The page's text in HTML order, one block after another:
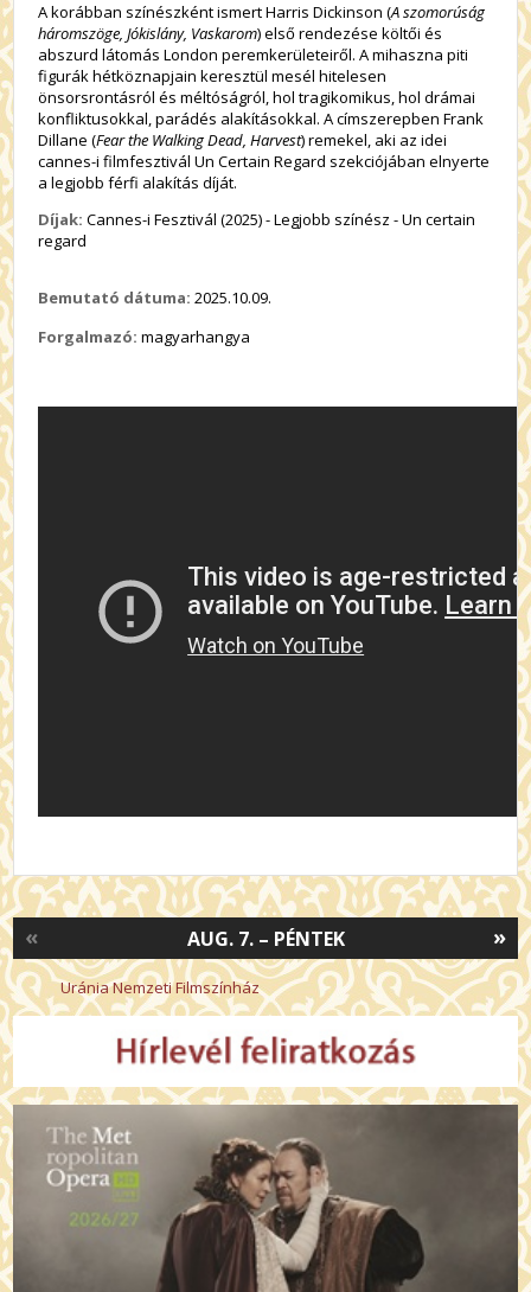
A korábban színészként ismert Harris Dickinson (A szomorúság
háromszöge, Jókislány, Vaskarom) első rendezése költői és
abszurd látomás London peremkerületeiről. A mihaszna piti
figurák hétköznapjain keresztül mesél hitelesen
önsorsrontásról és méltóságról, hol tragikomikus, hol drámai
konfliktusokkal, parádés alakításokkal. A címszerepben Frank
Dillane (Fear the Walking Dead, Harvest) remekel, aki az idei
cannes-i filmfesztivál Un Certain Regard szekciójában elnyerte
a legjobb férfi alakítás díját.
Díjak: Cannes-i Fesztivál (2025) - Legjobb színész - Un certain
regard
Bemutató dátuma: 2025.10.09.
Forgalmazó: magyarhangya
»
AUG. 7. – PÉNTEK
«
Uránia Nemzeti Filmszínház